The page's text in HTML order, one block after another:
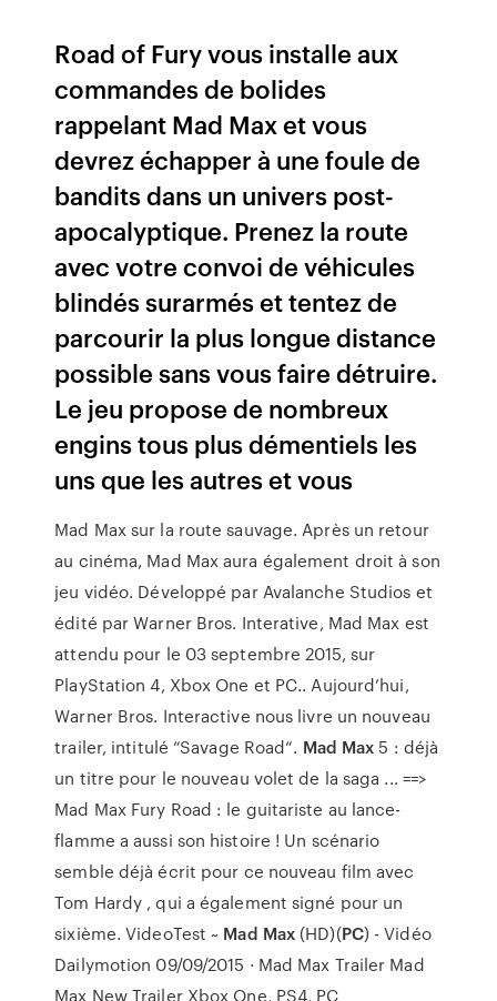
Road of Fury vous installe aux
commandes de bolides
rappelant Mad Max et vous
devrez échapper à une foule de
bandits dans un univers post-
apocalyptique. Prenez la route
avec votre convoi de véhicules
blindés surarmés et tentez de
parcourir la plus longue distance
possible sans vous faire détruire.
Le jeu propose de nombreux
engins tous plus démentiels les
uns que les autres et vous
Mad Max sur la route sauvage. Après un retour
au cinéma, Mad Max aura également droit à son
jeu vidéo. Développé par Avalanche Studios et
édité par Warner Bros. Interative, Mad Max est
attendu pour le 03 septembre 2015, sur
PlayStation 4, Xbox One et PC.. Aujourd’hui,
Warner Bros. Interactive nous livre un nouveau
trailer, intitulé “Savage Road“. Mad Max5 : déjà
un titre pour le nouveau volet de la saga ... ==>
Mad Max Fury Road : le guitariste au lance-
flamme a aussi son histoire ! Un scénario
semble déjà écrit pour ce nouveau film avec
Tom Hardy , qui a également signé pour un
sixième. VideoTest ~ Mad Max (HD)(PC) - Vidéo
Dailymotion 09/09/2015 · Mad Max Trailer Mad
Max New Trailer Xbox One, PS4, PC